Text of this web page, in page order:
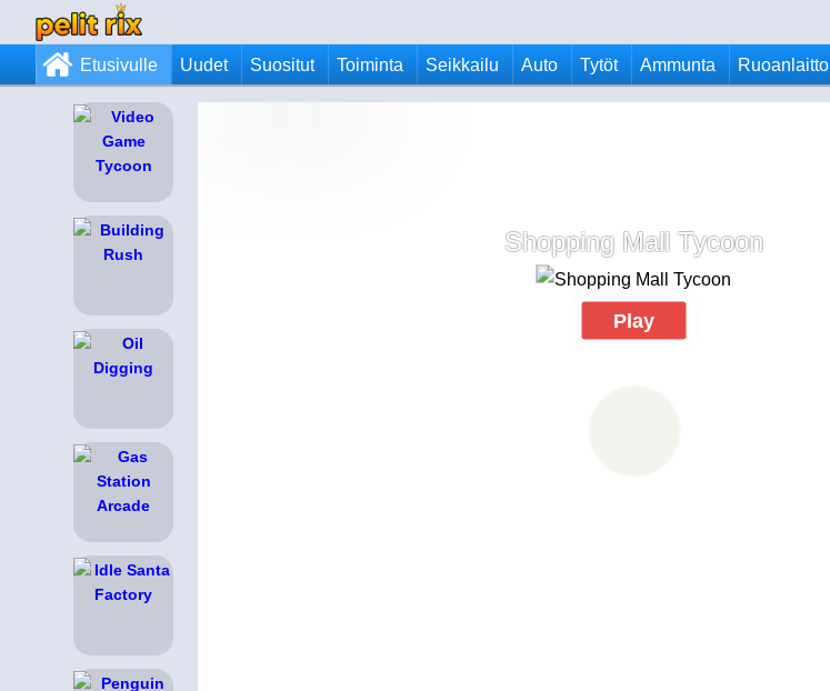
Etusivulle Uudet Suositut Toiminta Seikkailu Auto Tytöt Ammunta Ruoanlaitto
Shopping Mall Tycoon
Play